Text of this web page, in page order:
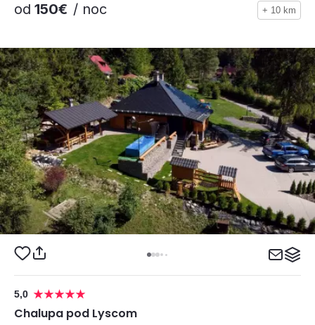
od 150€ / noc + 10 km
5,0
Chalupa pod Lyscom